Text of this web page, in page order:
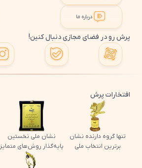
درباره ما
پرش رو در فضای مجازی دنبال کنین!
افتخارات پرش
تنها گروه دارنده نشان
برترین انتخاب ملی
نشان ملی نخستین
پایه‌گذار روش‌های متمایز